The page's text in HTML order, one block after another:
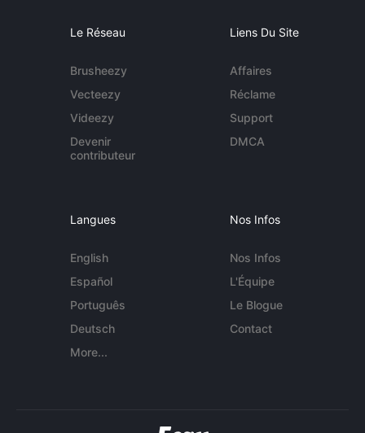
Le Réseau
Brusheezy
Vecteezy
Videezy
Devenir
contributeur
Liens Du Site
Affaires
Réclame
Support
DMCA
Langues
English
Español
Português
Deutsch
More...
Nos Infos
Nos Infos
L'Équipe
Le Blogue
Contact